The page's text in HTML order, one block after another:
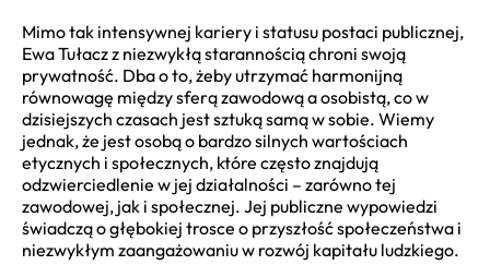
Mimo tak intensywnej kariery i statusu postaci publicznej,
Ewa Tułacz z niezwykłą starannością chroni swoją
prywatność. Dba o to, żeby utrzymać harmonijną
równowagę między sferą zawodową a osobistą, co w
dzisiejszych czasach jest sztuką samą w sobie. Wiemy
jednak, że jest osobą o bardzo silnych wartościach
etycznych i społecznych, które często znajdują
odzwierciedlenie w jej działalności – zarówno tej
zawodowej, jak i społecznej. Jej publiczne wypowiedzi
świadczą o głębokiej trosce o przyszłość społeczeństwa i
niezwykłym zaangażowaniu w rozwój kapitału ludzkiego.